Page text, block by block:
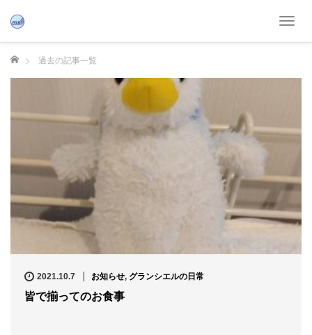
T
l
a
i
o
ホーム 過去の記事一覧
2021.10.7 お知らせ, グランシエルの日常
皆で揃ってのお食事